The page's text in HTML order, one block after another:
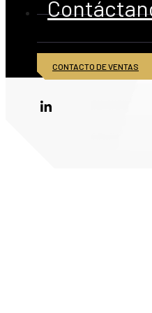
CONTACTO DE VENTAS
© 2026 American Iron and